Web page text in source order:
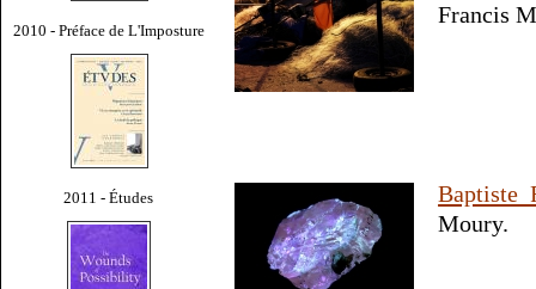
2010 - Préface de L'Imposture
2011 - Études
Francis
Baptiste
Moury.